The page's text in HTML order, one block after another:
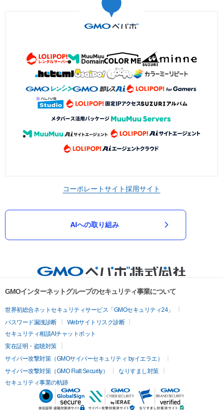
コーポレートサイト採用サイト
AIへの取り組み
GMOインターネットグループのセキュリティ事業について
世界初総合ネットセキュリティサービス「GMOセキュリティ24」
パスワード漏洩診断
Webサイトリスク診断
セキュリティ相談AIチャットボット
実在証明・盗聴対策
サイバー攻撃対策（GMOサイバーセキュリティ byイエラエ）
サイバー攻撃対策（GMO Flatt Security）
なりすまし対策
セキュリティ事業の軌跡